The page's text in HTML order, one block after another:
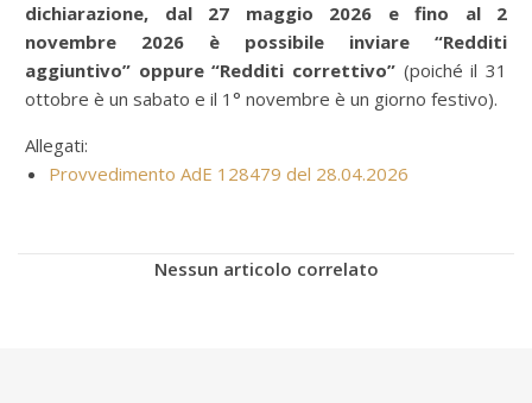
dichiarazione, dal 27 maggio 2026 e fino al 2
novembre 2026 è possibile inviare “Redditi
aggiuntivo” oppure “Redditi correttivo” (poiché il 31
ottobre è un sabato e il 1° novembre è un giorno festivo).
Allegati:
Provvedimento AdE 128479 del 28.04.2026
Nessun articolo correlato